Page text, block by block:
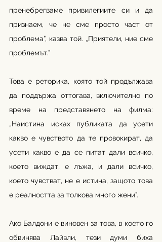
пренебрегваме привилегиите си и да
признаем, че не сме просто част от
проблема”, казва той. „Приятели, ние сме
проблемът.”
Това е реторика, която той продължава
да поддържа оттогава, включително по
време на представянето на филма:
„Наистина исках публиката да усети
какво е чувството да те провокират, да
усети какво е да се питат дали всичко,
което виждат, е лъжа, и дали всичко,
което чувстват, не е истина, защото това
е реалността за толкова много жени”.
Ако Балдони е виновен за това, в което го
обвинява Лайвли, тези думи биха